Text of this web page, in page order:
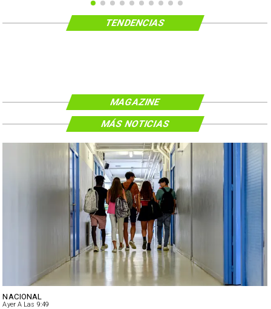
TENDENCIAS
MAGAZINE
NACIONAL
Ayer A Las 9:49
MÁS NOTICIAS